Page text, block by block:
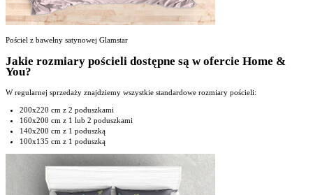
Pościel z bawełny satynowej Glamstar
Jakie rozmiary pościeli dostępne są w ofercie Home &
You?
W regularnej sprzedaży znajdziemy wszystkie standardowe rozmiary pościeli:
200x220 cm z 2 poduszkami
160x200 cm z 1 lub 2 poduszkami
140x200 cm z 1 poduszką
100x135 cm z 1 poduszką